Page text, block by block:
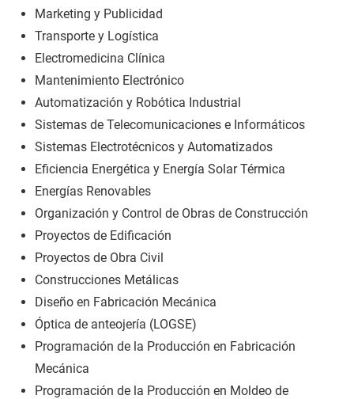
Marketing y Publicidad
Transporte y Logística
Electromedicina Clínica
Mantenimiento Electrónico
Automatización y Robótica Industrial
Sistemas de Telecomunicaciones e Informáticos
Sistemas Electrotécnicos y Automatizados
Eficiencia Energética y Energía Solar Térmica
Energías Renovables
Organización y Control de Obras de Construcción
Proyectos de Edificación
Proyectos de Obra Civil
Construcciones Metálicas
Diseño en Fabricación Mecánica
Óptica de anteojería (LOGSE)
Programación de la Producción en Fabricación
Mecánica
Programación de la Producción en Moldeo de